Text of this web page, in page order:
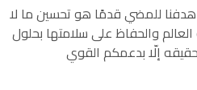
هدفنا للمضي قدمًا هو تحسين ما لا
تربة العالم والحفاظ على سلامتها بحلول
تحقيقه إلّا بدعمكم القوي